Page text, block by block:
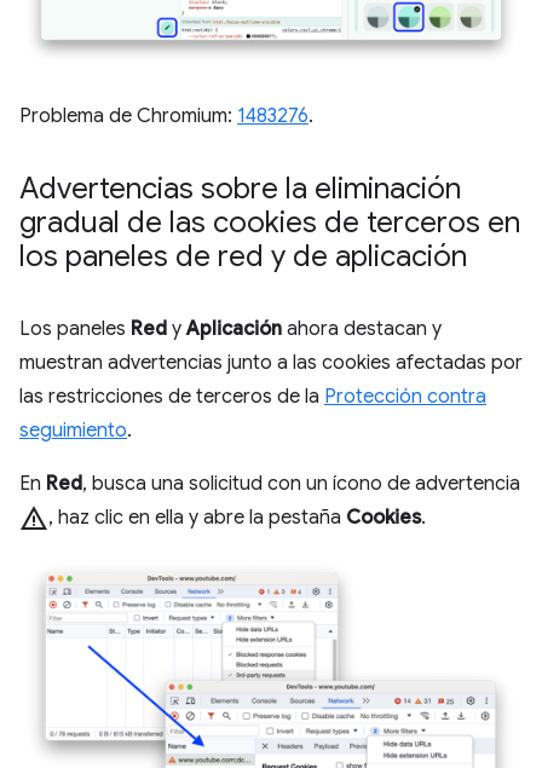
Problema de Chromium: 1483276.
Advertencias sobre la eliminación
gradual de las cookies de terceros en
los paneles de red y de aplicación
Los paneles Red yAplicación ahora destacan y
muestran advertencias junto a las cookies afectadas por
las restricciones de terceros de la Protección contra
seguimiento.
En Red, busca una solicitud con un ícono de advertencia
warning, haz clic en ella y abre la pestaña Cookies.